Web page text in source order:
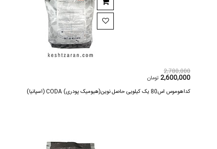
2,780,000
2,600,000 تومان
کداهوموس اس80 یک کیلویی حاصل نوین(هیومیک پودری) CODA (اسپانیا)